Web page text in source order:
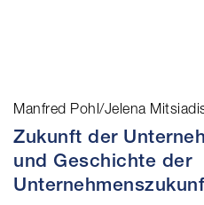
Manfred Pohl/Jelena
Zukunft der
und Geschichte der